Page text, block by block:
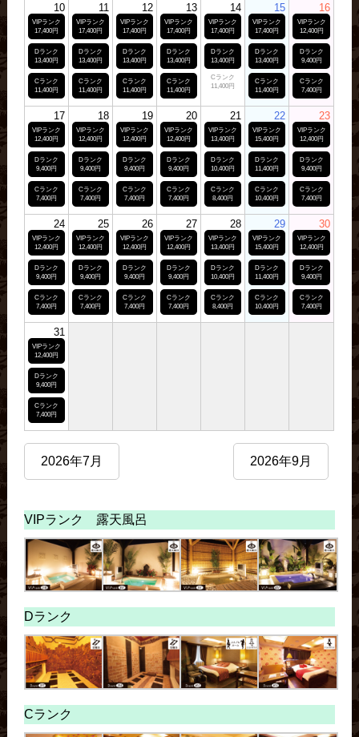
10
VIPランク
17,400円
Dランク
13,400円
Cランク
11,400円
11
VIPランク
17,400円
Dランク
13,400円
Cランク
11,400円
12
VIPランク
17,400円
Dランク
13,400円
Cランク
11,400円
13
VIPランク
17,400円
Dランク
13,400円
Cランク
11,400円
14
VIPランク
17,400円
Dランク
13,400円
Cランク
11,400円
15
VIPランク
17,400円
Dランク
13,400円
Cランク
11,400円
16
VIPランク
12,400円
Dランク
9,400円
Cランク
7,400円
17
VIPランク
12,400円
Dランク
9,400円
Cランク
7,400円
18
VIPランク
12,400円
Dランク
9,400円
Cランク
7,400円
19
VIPランク
12,400円
Dランク
9,400円
Cランク
7,400円
20
VIPランク
12,400円
Dランク
9,400円
Cランク
7,400円
21
VIPランク
13,400円
Dランク
10,400円
Cランク
8,400円
22
VIPランク
15,400円
Dランク
11,400円
Cランク
10,400円
23
VIPランク
12,400円
Dランク
9,400円
Cランク
7,400円
24
VIPランク
12,400円
Dランク
9,400円
Cランク
7,400円
25
VIPランク
12,400円
Dランク
9,400円
Cランク
7,400円
26
VIPランク
12,400円
Dランク
9,400円
Cランク
7,400円
27
VIPランク
12,400円
Dランク
9,400円
Cランク
7,400円
28
VIPランク
13,400円
Dランク
10,400円
Cランク
8,400円
29
VIPランク
15,400円
Dランク
11,400円
Cランク
10,400円
30
VIPランク
12,400円
Dランク
9,400円
Cランク
7,400円
31
VIPランク
12,400円
Dランク
9,400円
Cランク
7,400円
2026年7月 2026年9月
VIPランク 露天風呂
Dランク
Cランク